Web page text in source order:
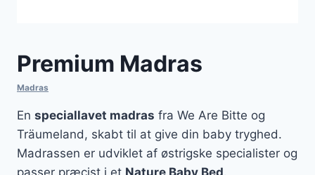
Premium Madras
Madras
En speciallavet madras fra We Are Bitte og
Träumeland, skabt til at give din baby tryghed.
Madrassen er udviklet af østrigske specialister og